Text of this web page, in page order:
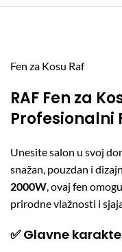
Fen za Kosu Raf
RAF Fen za
Profesionalni
Unesite salon u svoj
snažan, pouzdan i
2000W, ovaj fen
prirodne vlažnosti i
✅Glavne